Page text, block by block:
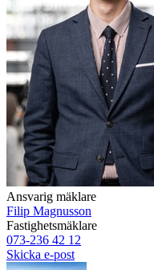
Ansvarig mäklare
Filip Magnusson
Fastighetsmäklare
073-236 42 12
Skicka e-post